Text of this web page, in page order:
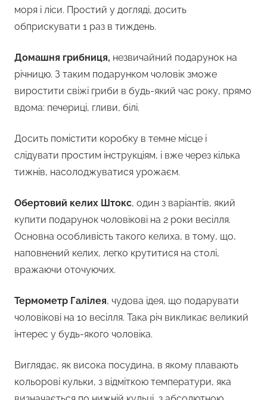
моря і ліси. Простий у догляді, досить
обприскувати 1 раз в тиждень.
Домашня грибниця, незвичайний подарунок на
річницю. З таким подарунком чоловік зможе
виростити свіжі гриби в будь-який час року, прямо
вдома: печериці, гливи, білі.
Досить помістити коробку в темне місце і
слідувати простим інструкціям, і вже через кілька
тижнів, насолоджуватися урожаєм.
Обертовий келих Штокс, один з варіантів, який
купити подарунок чоловікові на 2 роки весілля.
Основна особливість такого келиха, в тому, що,
наповнений келих, легко крутитися на столі,
вражаючи оточуючих.
Термометр Галілея, чудова ідея, що подарувати
чоловікові на 10 весілля. Така річ викликає великий
інтерес у будь-якого чоловіка.
Виглядає, як висока посудина, в якому плавають
кольорові кульки, з відміткою температури, яка